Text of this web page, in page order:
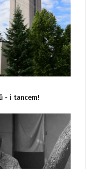
- i tancem!